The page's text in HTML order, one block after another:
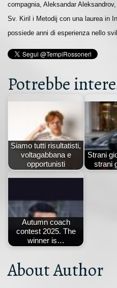
compagnia, Aleksandar
Sv. Kiril i Metodij con una laurea in
possiede anni di esperienza nello
Potrebbe
Siamo tutti risultatisti,
voltagabbana e
opportunisti
Strani
strani
Autumn coach
contest 2025. The
winner is…
About Author